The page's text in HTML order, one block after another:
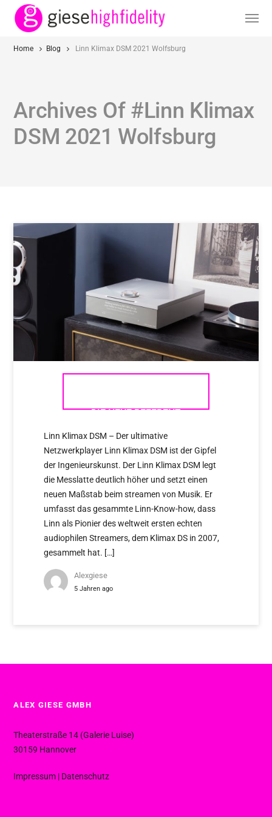
Home Blog Linn Klimax DSM 2021 Wolfsburg
Archives Of #Linn Klimax
DSM 2021 Wolfsburg
DIE NEUE REFERENZ
Linn Klimax DSM – Der ultimative
Netzwerkplayer Linn Klimax DSM ist der Gipfel
der Ingenieurskunst. Der Linn Klimax DSM legt
die Messlatte deutlich höher und setzt einen
neuen Maßstab beim streamen von Musik. Er
umfasst das gesammte Linn-Know-how, dass
Linn als Pionier des weltweit ersten echten
audiophilen Streamers, dem Klimax DS in 2007,
gesammelt hat. […]
Alexgiese
5 Jahren ago
ALEX GIESE GMBH
Theaterstraße 14 (Galerie Luise)
30159 Hannover
Impressum | Datenschutz